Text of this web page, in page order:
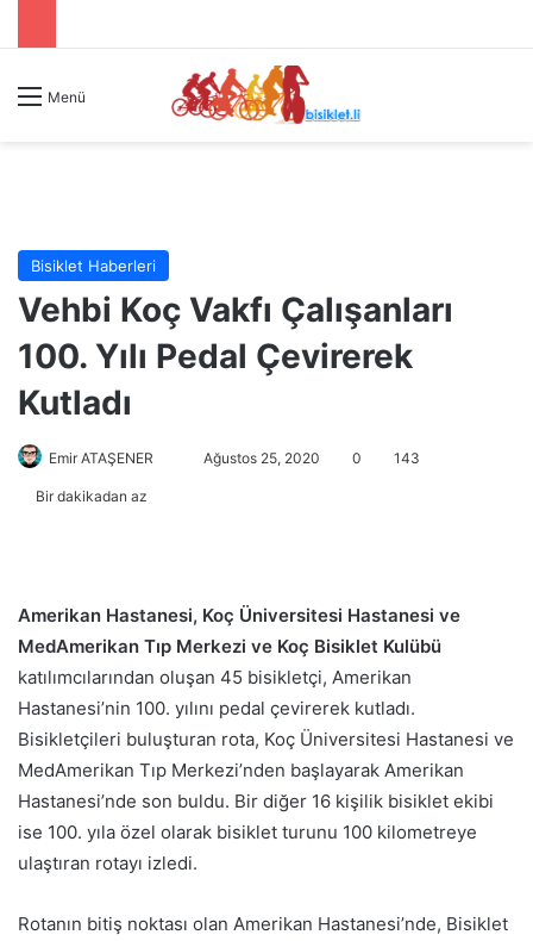
Menü
Bisiklet Haberleri
Vehbi Koç Vakfı Çalışanları
100. Yılı Pedal Çevirerek
Kutladı
Emir ATAŞENER
o
s
t
a
g
ö
n
d
e
Ağustos 25, 2020 0 143
Bir dakikadan az
Amerikan Hastanesi, Koç Üniversitesi Hastanesi ve
MedAmerikan Tıp Merkezi ve Koç Bisiklet Kulübü
katılımcılarından oluşan 45 bisikletçi, Amerikan
Hastanesi’nin 100. yılını pedal çevirerek kutladı.
Bisikletçileri buluşturan rota, Koç Üniversitesi Hastanesi ve
MedAmerikan Tıp Merkezi’nden başlayarak Amerikan
Hastanesi’nde son buldu. Bir diğer 16 kişilik bisiklet ekibi
ise 100. yıla özel olarak bisiklet turunu 100 kilometreye
ulaştıran rotayı izledi.
Rotanın bitiş noktası olan Amerikan Hastanesi’nde, Bisiklet